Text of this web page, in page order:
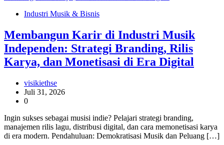
Industri Musik & Bisnis
Membangun Karir di Industri Musik
Independen: Strategi Branding, Rilis
Karya, dan Monetisasi di Era Digital
visikiethse
Juli 31, 2026
0
Ingin sukses sebagai musisi indie? Pelajari strategi branding,
manajemen rilis lagu, distribusi digital, dan cara memonetisasi karya
di era modern. Pendahuluan: Demokratisasi Musik dan Peluang […]